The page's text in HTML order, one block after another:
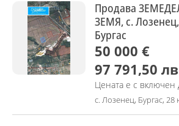
Продава
ЗЕМЯ, с.
Бургас
50 000 €
97 791,50 лв
Цената е с включен
с. Лозенец, Бургас, 28